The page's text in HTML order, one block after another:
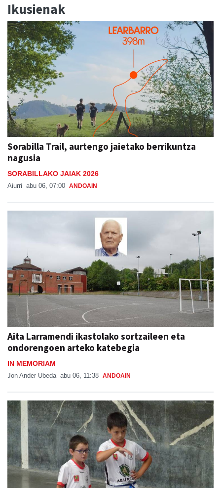
Ikusienak
Sorabilla Trail, aurtengo jaietako berrikuntza
nagusia
SORABILLAKO JAIAK 2026
Aiurri abu 06, 07:00 ANDOAIN
Aita Larramendi ikastolako sortzaileen eta
ondorengoen arteko katebegia
IN MEMORIAM
Jon Ander Ubeda abu 06, 11:38 ANDOAIN